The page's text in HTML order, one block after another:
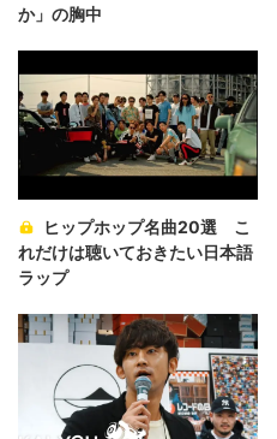
か」の胸中
ヒップホップ名曲20選 こ
れだけは聴いておきたい日本語
ラップ